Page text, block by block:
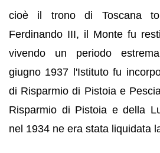
cioè il trono di Toscana
Ferdinando III, il Monte fu
vivendo un periodo
giugno 1937 l'Istituto fu
di Risparmio di Pistoia e
Risparmio di Pistoia e della
nel 1934 ne era stata liquidata